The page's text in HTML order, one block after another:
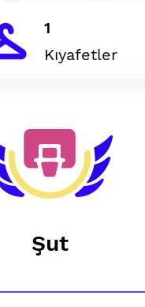
1
Kıyafetler
Şut